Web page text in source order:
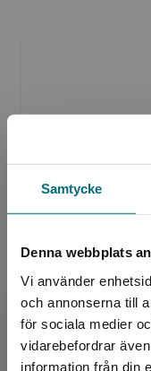
Samtycke
Denna webbplats
Vi använder
och annonserna till
för sociala medier
vidarebefordrar
information från din
skrivit och
har ett eget